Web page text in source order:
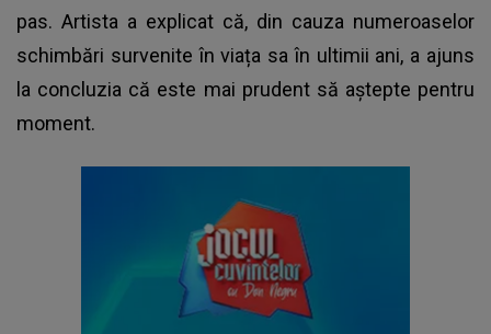
pas. Artista a explicat că, din cauza numeroaselor
schimbări survenite în viața sa în ultimii ani, a ajuns
la concluzia că este mai prudent să aștepte pentru
moment.